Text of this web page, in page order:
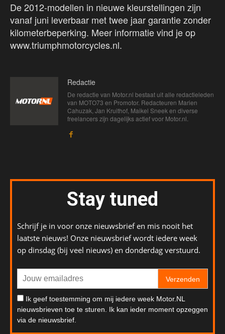
De 2012-modellen in nieuwe kleurstellingen zijn
vanaf juni leverbaar met twee jaar garantie zonder
kilometerbeperking. Meer informatie vind je op
www.triumphmotorcycles.nl.
Redactie
De redactie van Motor.nl bestaat uit alle redactieleden
van MOTO73 en Promotor. Redacteuren Marien
Cahuzak, Jan Kruithof, Maikel Sneek en diverse
freelancers zijn dagelijks actief voor Motor.nl.
Stay tuned
Schrijf je in voor onze nieuwsbrief en mis nooit het
laatste nieuws! Onze nieuwsbrief wordt iedere week
op dinsdag (bij veel nieuws) en donderdag verstuurd.
Verzenden
Ik geef toestemming om mij iedere week Motor.NL
nieuwsbrieven toe te sturen. Ik kan ieder moment opzeggen
via de nieuwsbrief.